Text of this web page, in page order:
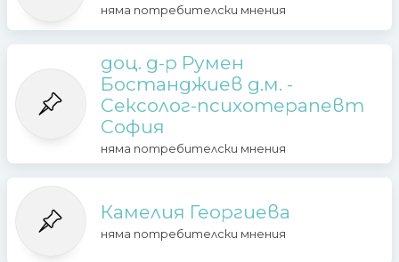
няма потребителски мнения
доц. д-р Румен
Бостанджиев д.м. -
Сексолог-психотерапевт
София
няма потребителски мнения
Камелия Георгиева
няма потребителски мнения